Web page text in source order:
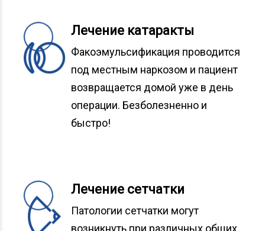
Лечение катаракты
Факоэмульсификация проводится
под местным наркозом и пациент
возвращается домой уже в день
операции. Безболезненно и
быстро!
Лечение сетчатки
Патологии сетчатки могут
возникнуть при различных общих